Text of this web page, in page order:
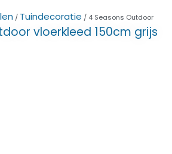
/ Tuindecoratie / 4 Seasons Outdoor
vloerkleed 150cm grijs